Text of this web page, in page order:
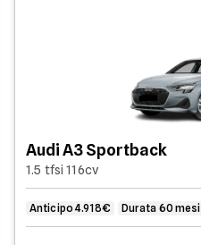
Audi A3 Sportback
1.5 tfsi 116cv
Anticipo 4.918€ Durata 60 mesi